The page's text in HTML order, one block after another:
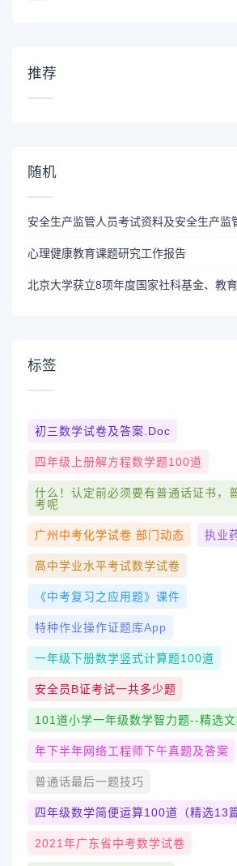
推荐
随机
安全生产监管人员考试资料及安全生产监
心理健康教育课题研究工作报告
北京大学获立8项年度国家社科基金、教
标签
初三数学试卷及答案.doc
四年级上册解方程数学题100道
什么！认定前必须要有普通话证书，
考呢
广州中考化学试卷 部门动态 执业
高中学业水平考试数学试卷
《中考复习之应用题》课件
特种作业操作证题库app
一年级下册数学竖式计算题100道
安全员b证考试一共多少题
101道小学一年级数学智力题--精选文
年下半年网络工程师下午真题及答案
普通话最后一题技巧
四年级数学简便运算100道（精选13篇
2021年广东省中考数学试卷